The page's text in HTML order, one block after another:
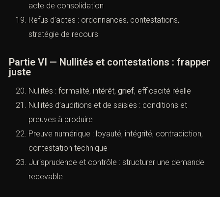
acte de consolidation
Refus d’actes : ordonnances, contestations,
stratégie de recours
Partie VI — Nullités et contestations : frapper
juste
Nullités : formalité, intérêt, grief, efficacité réelle
Nullités d’auditions et de saisies : conditions et
preuves à produire
Preuve numérique : loyauté, intégrité, contradiction,
contestation technique
Jurisprudence et contrôle : structurer une demande
recevable